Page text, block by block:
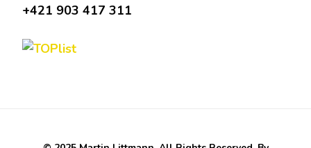
+421 903 417 311